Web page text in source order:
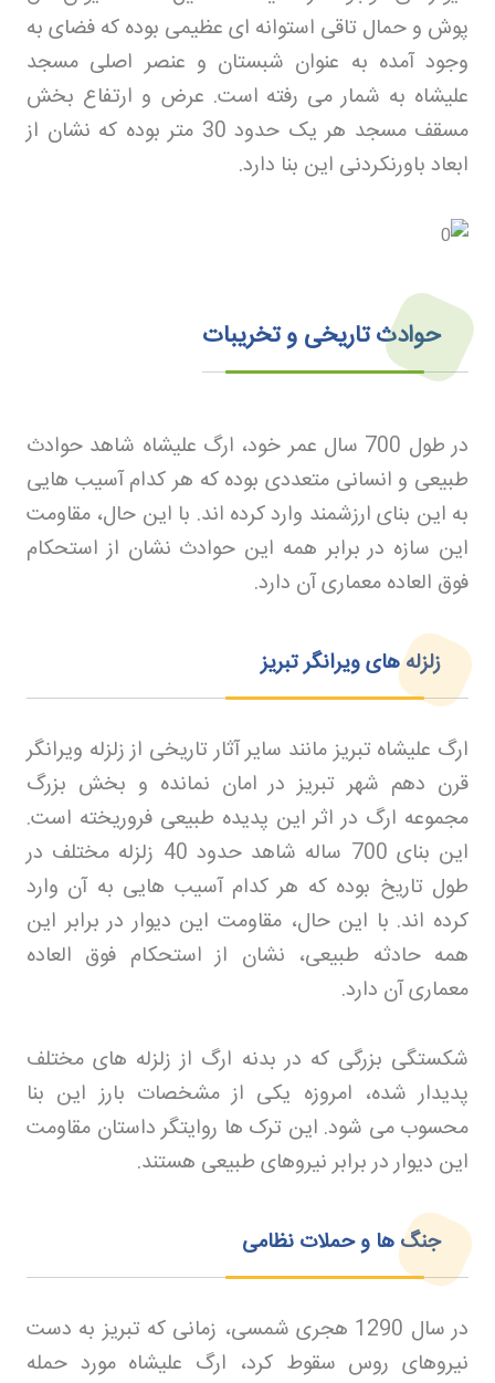
پوش و حمال تاقی استوانه ای عظیمی بوده که فضای به
وجود آمده به عنوان شبستان و عنصر اصلی مسجد
علیشاه به شمار می رفته است. عرض و ارتفاع بخش
مسقف مسجد هر یک حدود 30 متر بوده که نشان از
ابعاد باورنکردنی این بنا دارد.
حوادث تاریخی و تخریبات
در طول 700 سال عمر خود، ارگ علیشاه شاهد حوادث
طبیعی و انسانی متعددی بوده که هر کدام آسیب هایی
به این بنای ارزشمند وارد کرده اند. با این حال، مقاومت
این سازه در برابر همه این حوادث نشان از استحکام
فوق العاده معماری آن دارد.
زلزله های ویرانگر تبریز
ارگ علیشاه تبریز مانند سایر آثار تاریخی از زلزله ویرانگر
قرن دهم شهر تبریز در امان نمانده و بخش بزرگ
مجموعه ارگ در اثر این پدیده طبیعی فروریخته است.
این بنای 700 ساله شاهد حدود 40 زلزله مختلف در
طول تاریخ بوده که هر کدام آسیب هایی به آن وارد
کرده اند. با این حال، مقاومت این دیوار در برابر این
همه حادثه طبیعی، نشان از استحکام فوق العاده
معماری آن دارد.
شکستگی بزرگی که در بدنه ارگ از زلزله های مختلف
پدیدار شده، امروزه یکی از مشخصات بارز این بنا
محسوب می شود. این ترک ها روایتگر داستان مقاومت
این دیوار در برابر نیروهای طبیعی هستند.
جنگ ها و حملات نظامی
در سال 1290 هجری شمسی، زمانی که تبریز به دست
نیروهای روس سقوط کرد، ارگ علیشاه مورد حمله